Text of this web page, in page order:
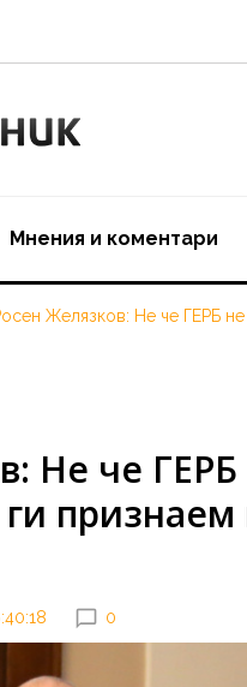
Мнения и коментари
Желязков: Не че ГЕРБ
Не че
0